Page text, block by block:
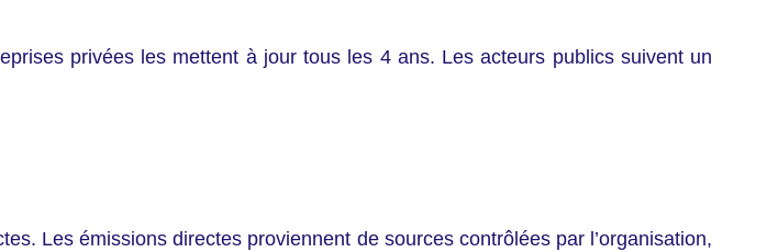
privées les mettent à jour tous les 4 ans. Les acteurs publics suivent un
Les émissions directes proviennent de sources contrôlées par l’organisation,